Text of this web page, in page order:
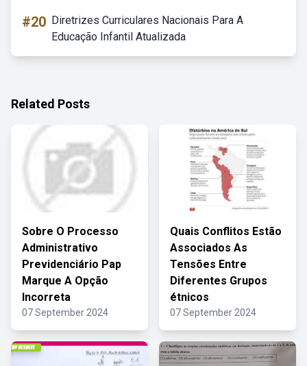
#20 Diretrizes Curriculares Nacionais Para A
Educação Infantil Atualizada
Related Posts
Sobre O Processo
Administrativo
Previdenciário Pap
Marque A Opção
Incorreta
07 September 2024
Quais Conflitos Estão
Associados As
Tensões Entre
Diferentes Grupos
étnicos
07 September 2024